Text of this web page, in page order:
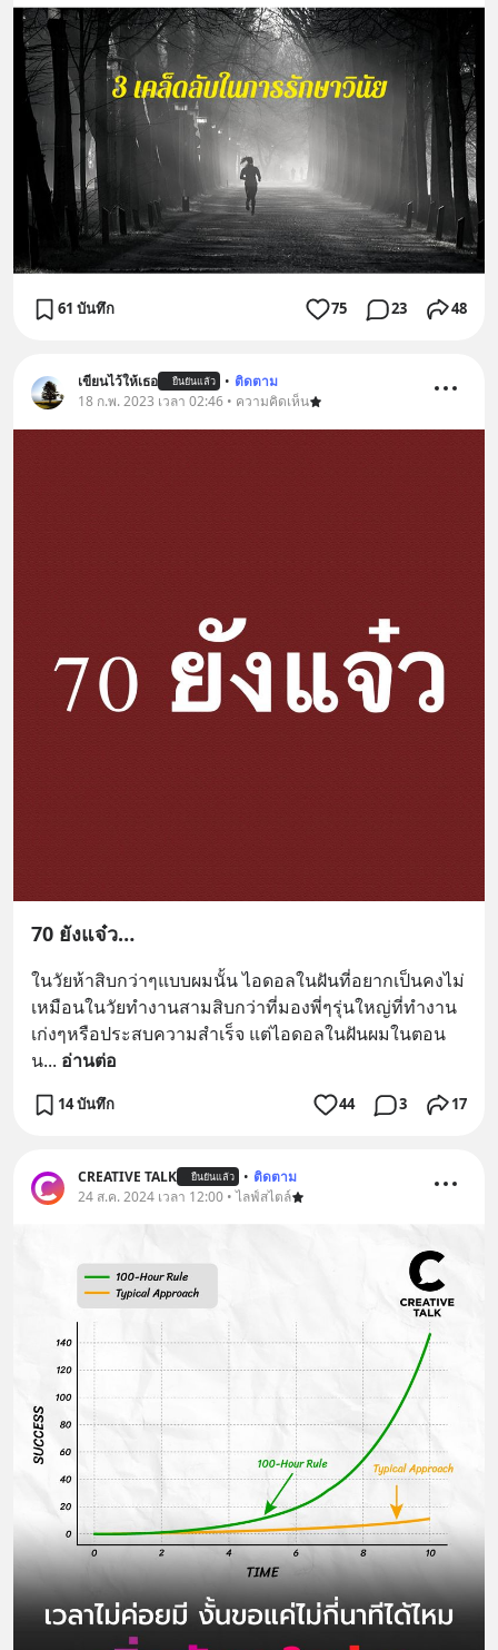
61 บันทึก 75 23 48
เขียนไว้ให้เธอ ยืนยันแล้ว • ติดตาม
18 ก.พ. 2023 เวลา 02:46 • ความคิดเห็น
70 ยังแจ๋ว…
ในวัยห้าสิบกว่าๆแบบผมนั้น ไอดอลในฝันที่อยากเป็นคงไม่
เหมือนในวัยทำงานสามสิบกว่าที่มองพี่ๆรุ่นใหญ่ที่ทำงาน
เก่งๆหรือประสบความสำเร็จ แต่ไอดอลในฝันผมในตอน
น... อ่านต่อ
14 บันทึก 44 3 17
CREATIVE TALK ยืนยันแล้ว • ติดตาม
24 ส.ค. 2024 เวลา 12:00 • ไลฟ์สไตล์